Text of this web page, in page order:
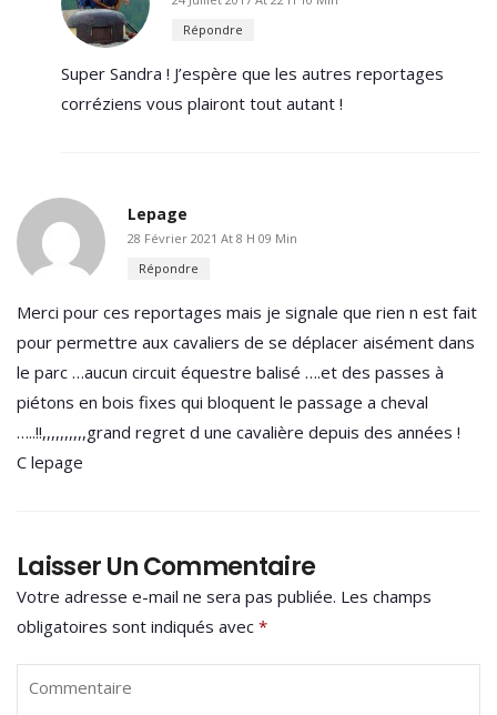
Répondre
Super Sandra ! J’espère que les autres reportages
corréziens vous plairont tout autant !
Lepage
28 Février 2021 At 8 H 09 Min
Répondre
Merci pour ces reportages mais je signale que rien n est fait
pour permettre aux cavaliers de se déplacer aisément dans
le parc …aucun circuit équestre balisé ….et des passes à
piétons en bois fixes qui bloquent le passage a cheval
…..!!,,,,,,,,,,grand regret d une cavalière depuis des années !
C lepage
Laisser Un Commentaire
Votre adresse e-mail ne sera pas publiée. Les champs
obligatoires sont indiqués avec *